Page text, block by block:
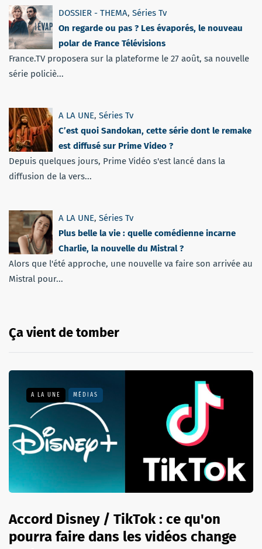
DOSSIER - THEMA, Séries Tv
On regarde ou pas ? Les évaporés, le nouveau
polar de France Télévisions
France.TV proposera sur la plateforme le 27 août, sa nouvelle
série policiè...
A LA UNE, Séries Tv
C’est quoi Sandokan, cette série dont le remake
est diffusé sur Prime Video ?
Depuis quelques jours, Prime Vidéo s'est lancé dans la
diffusion de la vers...
A LA UNE, Séries Tv
Plus belle la vie : quelle comédienne incarne
Charlie, la nouvelle du Mistral ?
Alors que l'été approche, une nouvelle va faire son arrivée au
Mistral pour...
Ça vient de tomber
A LA UNE MÉDIAS
Accord Disney / TikTok : ce qu'on
pourra faire dans les vidéos change